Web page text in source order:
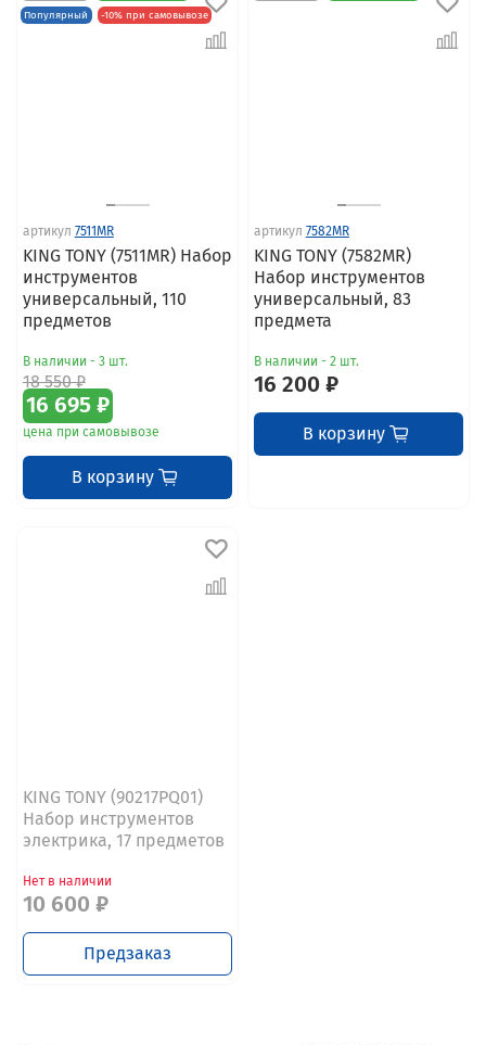
Популярный -10% при самовывозе
артикул 7511MR
KING TONY (7511MR) Набор
инструментов
универсальный, 110
предметов
В наличии - 3 шт.
18 550 ₽
16 695 ₽
цена при самовывозе
В корзину
артикул 7582MR
KING TONY (7582MR)
Набор инструментов
универсальный, 83
предмета
В наличии - 2 шт.
16 200 ₽
В корзину
KING TONY (90217PQ01)
Набор инструментов
электрика, 17 предметов
Нет в наличии
10 600 ₽
Предзаказ